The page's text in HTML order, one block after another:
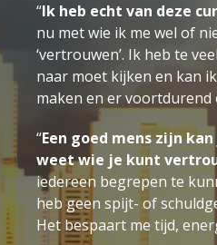
“Ik heb echt van deze
nu met wie ik me wel of
‘vertrouwen’. Ik heb te
naar moet kijken en kan
maken en er voortdurend
“Een goed mens zijn
weet wie je kunt
iedereen begrepen te
heb geen spijt- of
Het bespaart me tijd,